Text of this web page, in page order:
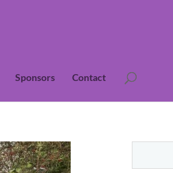
Sponsors Contact